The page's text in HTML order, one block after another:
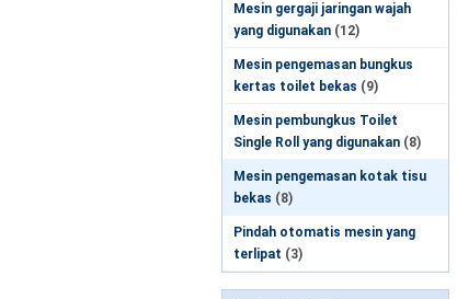
Mesin gergaji jaringan wajah
yang digunakan (12)
Mesin pengemasan bungkus
kertas toilet bekas (9)
Mesin pembungkus Toilet
Single Roll yang digunakan (8)
Mesin pengemasan kotak tisu
bekas (8)
Pindah otomatis mesin yang
terlipat (3)